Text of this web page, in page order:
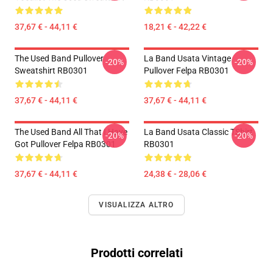
37,67 € - 44,11 € 18,21 € - 42,22 €
The Used Band Pullover
Sweatshirt RB0301
37,67 € - 44,11 €
-20%
La Band Usata Vintage
Pullover Felpa RB0301
37,67 € - 44,11 €
-20%
The Used Band All That I Have
Got Pullover Felpa RB0301
37,67 € - 44,11 €
-20%
La Band Usata Classic TShirt
RB0301
24,38 € - 28,06 €
-20%
VISUALIZZA ALTRO
Prodotti correlati